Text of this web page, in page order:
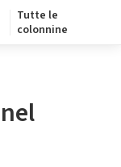
Tutte le
colonnine